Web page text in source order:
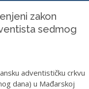
zakon
sedmog
adventističku crkvu
dana) u Mađarskoj